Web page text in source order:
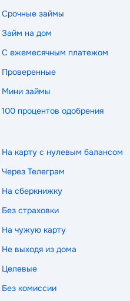
Срочные займы
Займ на дом
С ежемесячным платежом
Проверенные
Мини займы
100 процентов одобрения
На карту с нулевым балансом
Через Телеграм
На сберкнижку
Без страховки
На чужую карту
Не выходя из дома
Целевые
Без комиссии